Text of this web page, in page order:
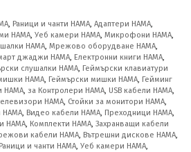
, Раници и чанти HAMA, Адаптери HAMA,
HAMA, Уеб камери HAMA, Микрофони HAMA,
HAMA, Мрежово оборудване HAMA,
джаджи HAMA, Електронни книги HAMA,
слушалки HAMA, Геймърски клавиатури
HAMA, Геймърски мишки HAMA, Гейминг
HAMA, за Контролери HAMA, USB кабели HAMA,
HAMA, Стойки за монитори HAMA,
, Видео кабели HAMA, Преходници HAMA,
HAMA, Комплекти HAMA, Захранващи кабели
кабели HAMA, Вътрешни дискове HAMA,
Раници и чанти HAMA, Уеб камери HAMA,